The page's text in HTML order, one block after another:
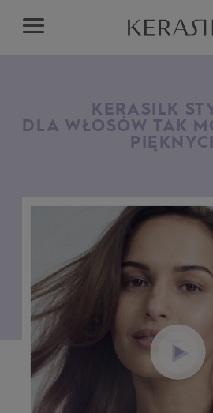
KERASILK
DLA WŁOSÓW TAK